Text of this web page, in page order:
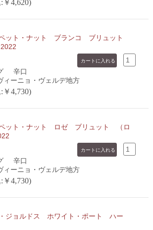
￥4,620)
ット・ナット ブランコ ブリュット
辛口
ーニョ・ヴェルデ地方
￥4,730)
ット・ナット ロゼ ブリュット （ロ
辛口
ーニョ・ヴェルデ地方
￥4,730)
ジョルドス ホワイト・ポート ハー